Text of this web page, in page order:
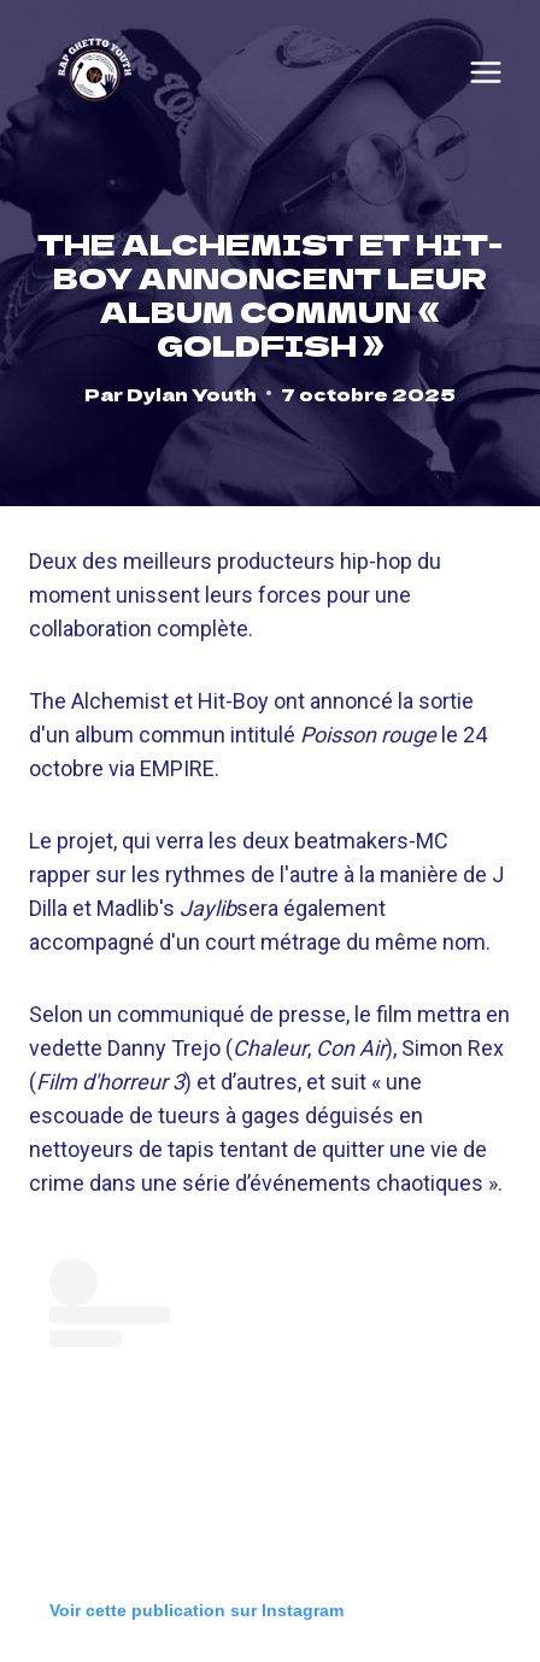
content
THE ALCHEMIST ET HIT-
BOY ANNONCENT LEUR
ALBUM COMMUN «
GOLDFISH »
ParDylan Youth 7 octobre 2025
Deux des meilleurs producteurs hip-hop du
moment unissent leurs forces pour une
collaboration complète.
The Alchemist et Hit-Boy ont annoncé la sortie
d'un album commun intitulé Poisson rougele 24
octobre via EMPIRE.
Le projet, qui verra les deux beatmakers-MC
rapper sur les rythmes de l'autre à la manière de J
Dilla et Madlib's Jaylibsera également
accompagné d'un court métrage du même nom.
Selon un communiqué de presse, le film mettra en
vedette Danny Trejo (Chaleur, Con Air), Simon Rex
(Film d'horreur 3) et d’autres, et suit « une
escouade de tueurs à gages déguisés en
nettoyeurs de tapis tentant de quitter une vie de
crime dans une série d’événements chaotiques ».
Voir cette publication sur Instagram